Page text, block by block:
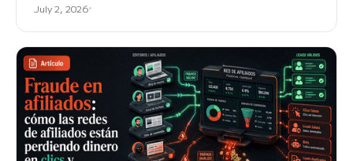
July 2, 2026